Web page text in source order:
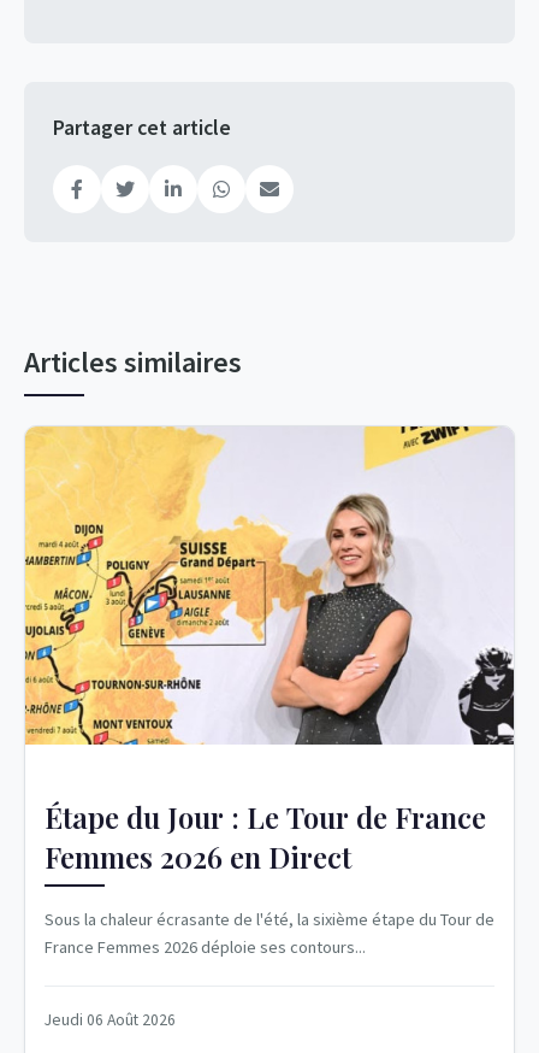
Partager cet article
Articles similaires
Étape du Jour : Le Tour de France
Femmes 2026 en Direct
Sous la chaleur écrasante de l'été, la sixième étape du Tour de
France Femmes 2026 déploie ses contours...
Jeudi 06 Août 2026